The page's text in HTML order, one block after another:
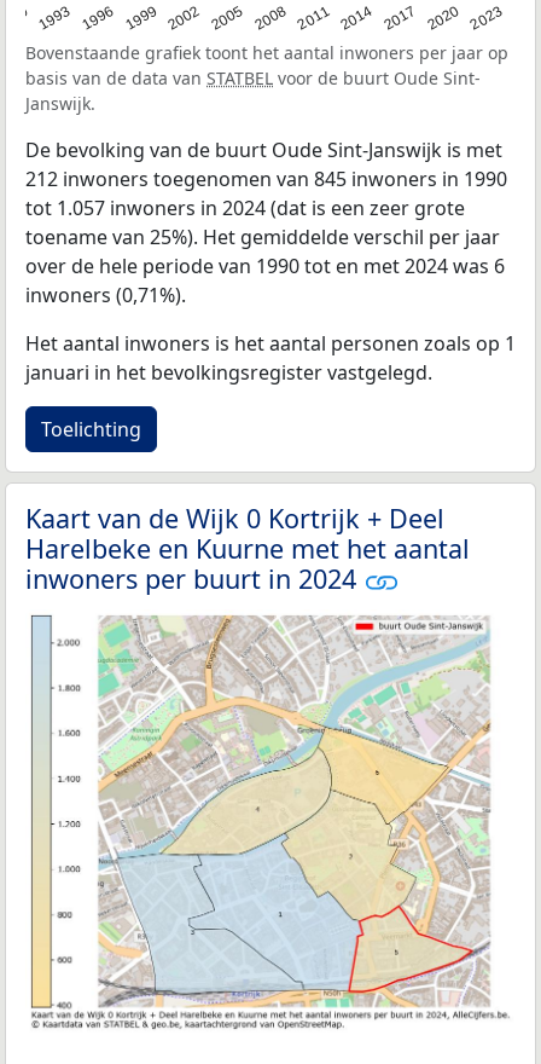
1993 1996 1999 2002 2005 2008 2011 2014 2017 2020 2023
Bovenstaande grafiek toont het aantal inwoners per jaar op
basis van de data van STATBEL voor de buurt Oude Sint-
Janswijk.
De bevolking van de buurt Oude Sint-Janswijk is met
212 inwoners toegenomen van 845 inwoners in 1990
tot 1.057 inwoners in 2024 (dat is een zeer grote
toename van 25%). Het gemiddelde verschil per jaar
over de hele periode van 1990 tot en met 2024 was 6
inwoners (0,71%).
Het aantal inwoners is het aantal personen zoals op 1
januari in het bevolkingsregister vastgelegd.
Toelichting
Kaart van de Wijk 0 Kortrijk + Deel
Harelbeke en Kuurne met het aantal
inwoners per buurt in 2024